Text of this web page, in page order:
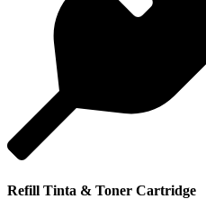
Refill Tinta & Toner Cartridge